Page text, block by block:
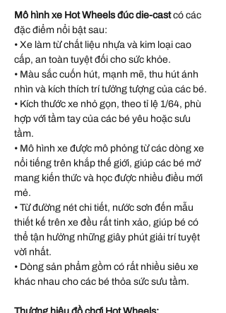
Mô hình xe Hot Wheels đúc die-castcó các
đặc điểm nổi bật sau:
• Xe làm từ chất liệu nhựa và kim loại cao
cấp, an toàn tuyệt đối cho sức khỏe.
• Màu sắc cuốn hút, mạnh mẽ, thu hút ánh
nhìn và kích thích trí tưởng tượng của các bé.
• Kích thước xe nhỏ gọn, theo tỉ lệ 1/64, phù
hợp với tầm tay của các bé yêu hoặc sưu
tầm.
• Mô hình xe được mô phỏng từ các dòng xe
nổi tiếng trên khắp thế giới, giúp các bé mở
mang kiến thức và học được nhiều điều mới
mẻ.
• Từ đường nét chi tiết, nước sơn đến mẫu
thiết kế trên xe đều rất tinh xảo, giúp bé có
thể tận hưởng những giây phút giải trí tuyệt
vời nhất.
• Dòng sản phẩm gồm có rất nhiều siêu xe
khác nhau cho các bé thỏa sức sưu tầm.
Thương hiệu đồ chơi Hot Wheels: